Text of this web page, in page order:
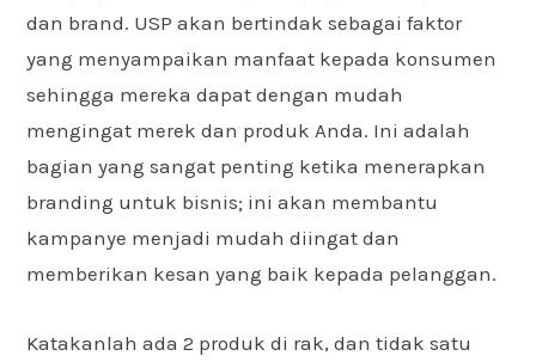
dan brand. USP akan bertindak sebagai faktor
yang menyampaikan manfaat kepada konsumen
sehingga mereka dapat dengan mudah
mengingat merek dan produk Anda. Ini adalah
bagian yang sangat penting ketika menerapkan
branding untuk bisnis; ini akan membantu
kampanye menjadi mudah diingat dan
memberikan kesan yang baik kepada pelanggan.
Katakanlah ada 2 produk di rak, dan tidak satu